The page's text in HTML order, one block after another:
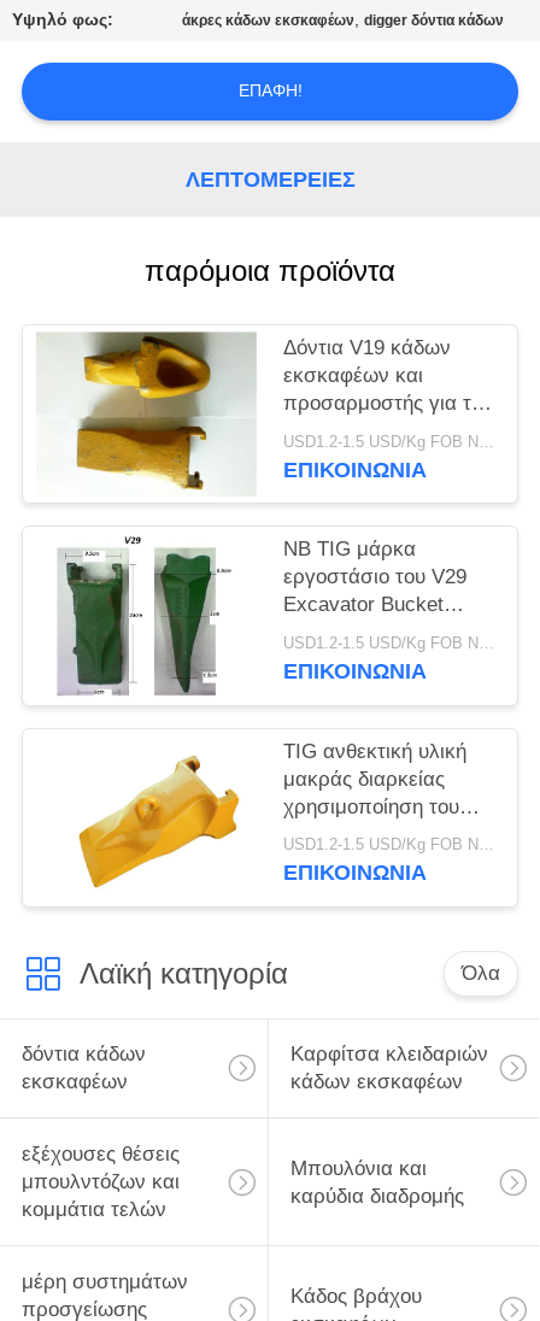
ΖΗΤΉΣΤΕ
ΈΝΑ
ΑΠΌΣΠΑΣΜΑ
Υψηλό φως: άκρες κάδων εκσκαφέων,digger δόντια κάδων
ΕΠΑΦΉ!
ΛΕΠΤΟΜΈΡΕΙΕΣ
παρόμοια προϊόντα
Δόντια V19 κάδων
εκσκαφέων και
προσαρμοστής για την
τρυπώντας με τρυπάνι
εργασία πετρελαίου
USD1.2-1.5 USD/Kg FOB Ningbo MOQ:2 Τόνων
ΕΠΙΚΟΙΝΩΝΙΑ
NB TIG μάρκα
εργοστάσιο του V29
Excavator Bucket
Δόντια V29SYL Και
προσαρμογέα, Rock
USD1.2-1.5 USD/Kg FOB Ningbo MOQ:2 Τόνων
ΕΠΙΚΟΙΝΩΝΙΑ
TIG ανθεκτική υλική
μακράς διαρκείας
χρησιμοποίηση του
Teet V69SYL κάδων
εκσκαφέων
USD1.2-1.5 USD/Kg FOB Ningbo MOQ:2 Τόνων
ΕΠΙΚΟΙΝΩΝΙΑ
Λαϊκή κατηγορία Όλα
δόντια κάδων
εκσκαφέων
Καρφίτσα κλειδαριών
κάδων εκσκαφέων
εξέχουσες θέσεις
μπουλντόζων και
κομμάτια τελών
Μπουλόνια και
καρύδια διαδρομής
μέρη συστημάτων
προσγείωσης
Κάδος βράχου